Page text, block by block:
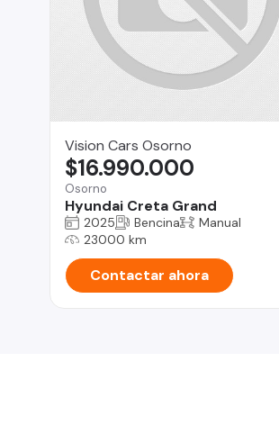
Vision Cars Osorno
Osorno
Hyundai Creta Grand
$16.990.000
2025 Bencina
Manual
23000 km
Contactar ahora